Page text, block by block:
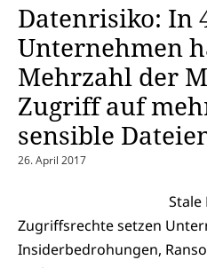
Datenrisiko: In
Unternehmen
Mehrzahl der
Zugriff auf
sensible
26. April 2017
Stale
Zugriffsrechte setzen
Insiderbedrohungen,